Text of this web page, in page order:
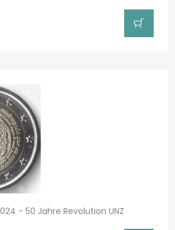
- 50 Jahre Revolution UNZ